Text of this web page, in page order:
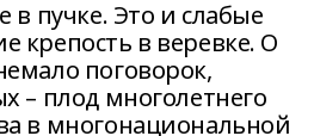
в пучке. Это и слабые
крепость в веревке. О
поговорок,
– плод многолетнего
в многонациональной